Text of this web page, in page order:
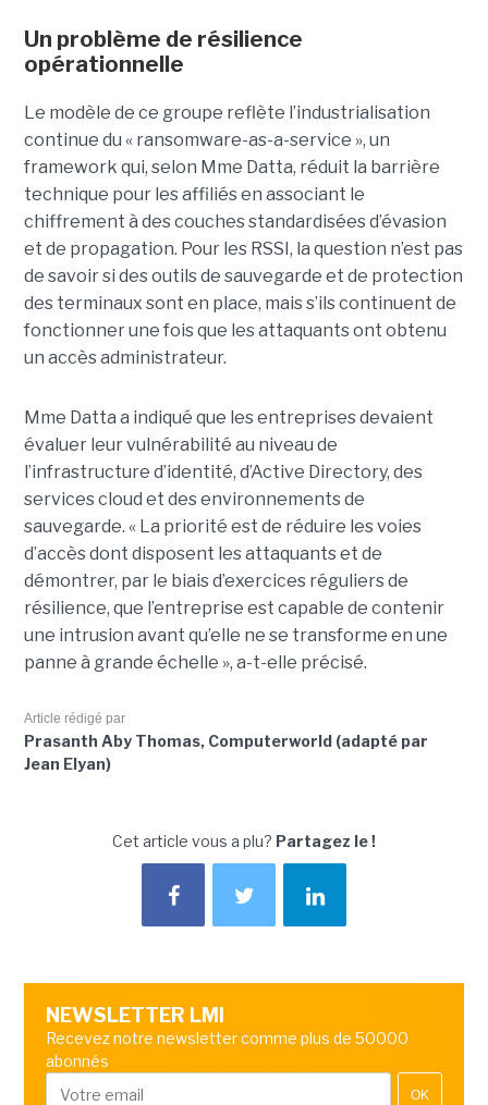
Un problème de résilience
opérationnelle
Le modèle de ce groupe reflète l’industrialisation
continue du « ransomware-as-a-service », un
framework qui, selon Mme Datta, réduit la barrière
technique pour les affiliés en associant le
chiffrement à des couches standardisées d’évasion
et de propagation. Pour les RSSI, la question n’est pas
de savoir si des outils de sauvegarde et de protection
des terminaux sont en place, mais s’ils continuent de
fonctionner une fois que les attaquants ont obtenu
un accès administrateur.
Mme Datta a indiqué que les entreprises devaient
évaluer leur vulnérabilité au niveau de
l’infrastructure d’identité, d’Active Directory, des
services cloud et des environnements de
sauvegarde. « La priorité est de réduire les voies
d’accès dont disposent les attaquants et de
démontrer, par le biais d’exercices réguliers de
résilience, que l’entreprise est capable de contenir
une intrusion avant qu’elle ne se transforme en une
panne à grande échelle », a-t-elle précisé.
Article rédigé par
Prasanth Aby Thomas, Computerworld (adapté par
Jean Elyan)
Cet article vous a plu? Partagez le !
NEWSLETTER LMI
Recevez notre newsletter comme plus de 50000
abonnés
OK